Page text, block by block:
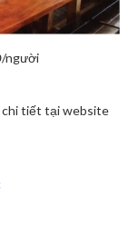
người
chi tiết tại website